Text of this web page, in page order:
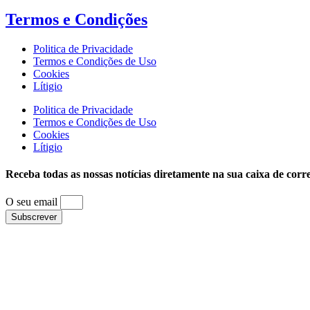
Termos e Condições
Politica de Privacidade
Termos e Condições de Uso
Cookies
Lítigio
Politica de Privacidade
Termos e Condições de Uso
Cookies
Lítigio
Receba todas as nossas notícias diretamente na sua caixa de
O seu email
Subscrever